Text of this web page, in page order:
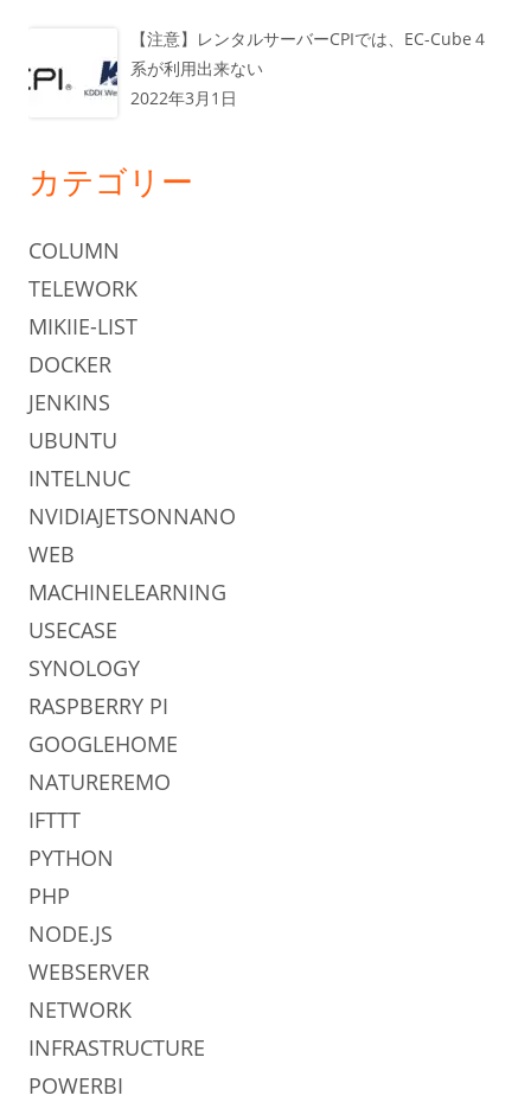
【注意】レンタルサーバーCPIでは、EC-Cube４
系が利用出来ない
2022年3月1日
カテゴリー
COLUMN
TELEWORK
MIKIIE-LIST
DOCKER
JENKINS
UBUNTU
INTELNUC
NVIDIAJETSONNANO
WEB
MACHINELEARNING
USECASE
SYNOLOGY
RASPBERRY PI
GOOGLEHOME
NATUREREMO
IFTTT
PYTHON
PHP
NODE.JS
WEBSERVER
NETWORK
INFRASTRUCTURE
POWERBI